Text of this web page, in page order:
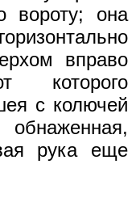
вороту; она
вправо
которого
с колючей
рука еще